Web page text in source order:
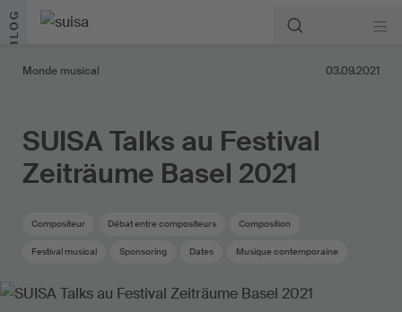
Aller au contenu
BLOG
Monde musical 03.09.2021
SUISA Talks au Festival
Zeiträume Basel 2021
Compositeur Débat entre compositeurs Composition
Festival musical Sponsoring Dates Musique contemporaine